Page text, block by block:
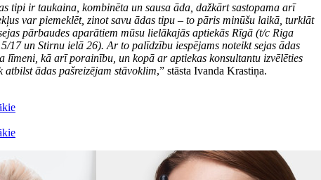
tipi ir taukaina, kombinēta un sausa āda, dažkārt sastopama arī
var piemeklēt, zinot savu ādas tipu – to pāris minūšu laikā, turklāt
pārbaudes aparātiem mūsu lielākajās aptiekās Rīgā (t/c Riga
17 un Stirnu ielā 26). Ar to palīdzību iespējams noteikt sejas ādas
līmeni, kā arī porainību, un kopā ar aptiekas konsultantu izvēlēties
atbilst ādas pašreizējam stāvoklim,” stāsta Ivanda Krastiņa.